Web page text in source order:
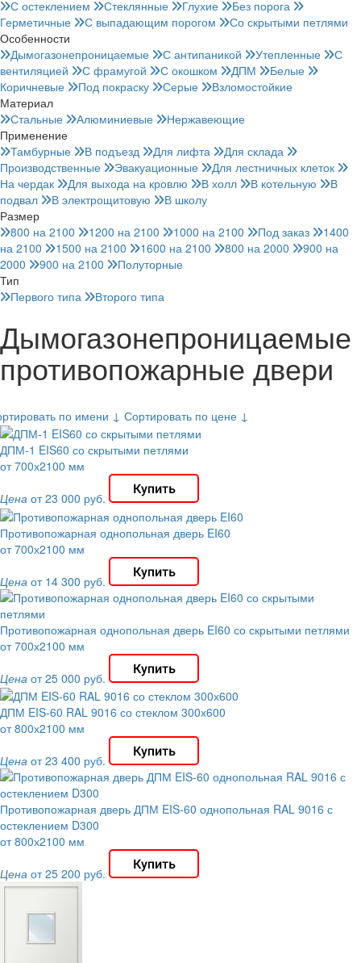
С остеклением Стеклянные Глухие
Без порога
Герметичные
С выпадающим порогом
Со скрытыми петлями
Особенности
Дымогазонепроницаемые
С антипаникой Утепленные
С
вентиляцией
С фрамугой С окошком ДПМ
Белые
Коричневые
Под покраску Серые
Взломостойкие
Материал
Стальные
Алюминиевые
Нержавеющие
Применение
Тамбурные
В подъезд Для лифта
Для склада
Производственные
Эвакуационные
Для лестничных клеток
На чердак
Для выхода на кровлю В холл В котельную
В
подвал
В электрощитовую
В школу
Размер
800 на 2100
1200 на 2100 1000 на 2100 Под заказ
1400
на 2100
1500 на 2100 1600 на 2100 800 на 2000
900 на
2000
900 на 2100
Полуторные
Тип
Первого типа
Второго типа
Дымогазонепроницаемые
противопожарные двери
по имени ↓ Сортировать по цене ↓
ДПМ-1 EIS60 со скрытыми петлями
от 700х2100 мм
Цена от 23 000 руб.
Противопожарная однопольная дверь EI60
от 700х2100 мм
Цена от 14 300 руб.
Противопожарная однопольная дверь EI60 со скрытыми петлями
от 700х2100 мм
Цена от 25 000 руб.
ДПМ EIS-60 RAL 9016 со стеклом 300х600
от 800х2100 мм
Цена от 23 400 руб.
Противопожарная дверь ДПМ EIS-60 однопольная RAL 9016 с
остеклением D300
от 800х2100 мм
Цена от 25 200 руб.